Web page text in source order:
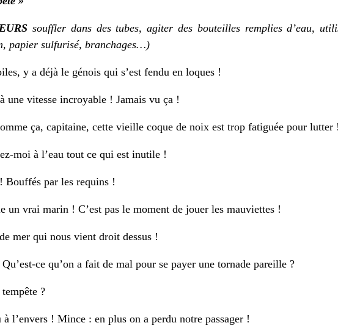
souffler dans des tubes, agiter des bouteilles remplies d’eau,
papier sulfurisé, branchages…)
y a déjà le génois qui s’est fendu en loques !
une vitesse incroyable ! Jamais vu ça !
ça, capitaine, cette vieille coque de noix est trop fatiguée pour lutter !
moi à l’eau tout ce qui est inutile !
Bouffés par les requins !
un vrai marin ! C’est pas le moment de jouer les mauviettes !
mer qui nous vient droit dessus !
ce qu’on a fait de mal pour se payer une tornade pareille ?
?
l’envers ! Mince : en plus on a perdu notre passager !